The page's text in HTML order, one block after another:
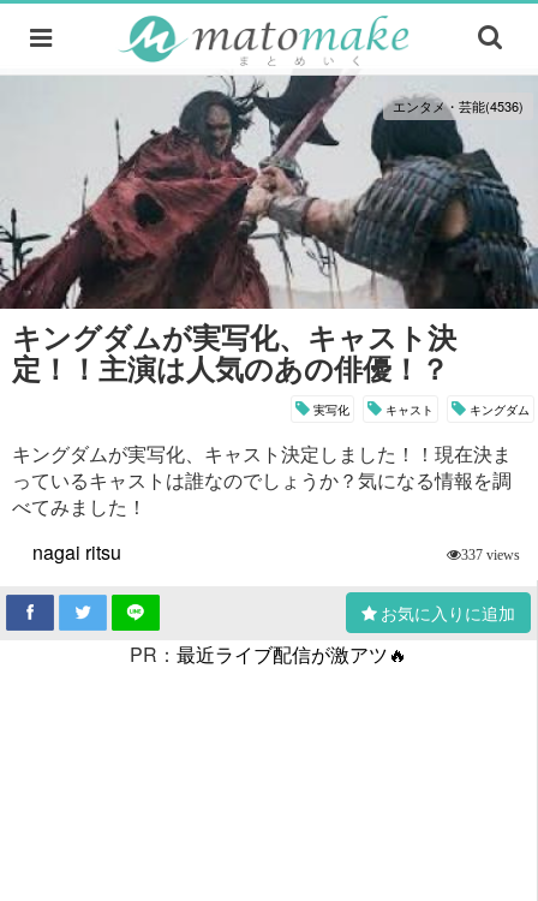
エンタメ・芸能(4536)
キングダムが実写化、キャスト決
定！！主演は人気のあの俳優！？
実写化 キャスト キングダム
キングダムが実写化、キャスト決定しました！！現在決ま
っているキャストは誰なのでしょうか？気になる情報を調
べてみました！
nagai ritsu
337 views
お気に入りに追加
PR： 最近ライブ配信が激アツ🔥